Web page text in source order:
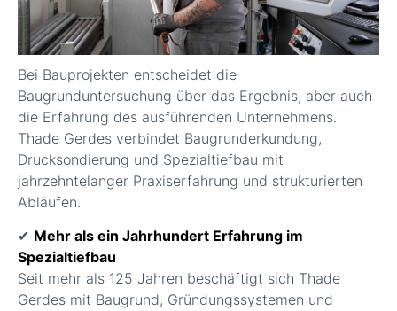
Bei Bauprojekten entscheidet die
Baugrunduntersuchung über das Ergebnis, aber auch
die Erfahrung des ausführenden Unternehmens.
Thade Gerdes verbindet Baugrunderkundung,
Drucksondierung und Spezialtiefbau mit
jahrzehntelanger Praxiserfahrung und strukturierten
Abläufen.
✔ Mehr als ein Jahrhundert Erfahrung im
Spezialtiefbau
Seit mehr als 125 Jahren beschäftigt sich Thade
Gerdes mit Baugrund, Gründungssystemen und